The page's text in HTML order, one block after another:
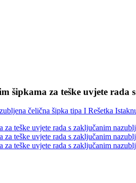
šipkama za teške uvjete